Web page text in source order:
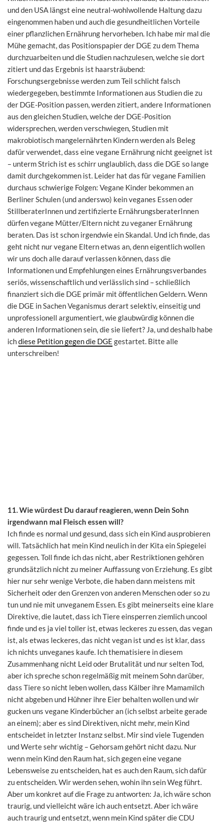
und den USA längst eine neutral-wohlwollende Haltung dazu
eingenommen haben und auch die gesundheitlichen Vorteile
einer pflanzlichen Ernährung hervorheben. Ich habe mir mal die
Mühe gemacht, das Positionspapier der DGE zu dem Thema
durchzuarbeiten und die Studien nachzulesen, welche sie dort
zitiert und das Ergebnis ist haarsträubend:
Forschungsergebnisse werden zum Teil schlicht falsch
wiedergegeben, bestimmte Informationen aus Studien die zu
der DGE-Position passen, werden zitiert, andere Informationen
aus den gleichen Studien, welche der DGE-Position
widersprechen, werden verschwiegen, Studien mit
makrobiotisch mangelernährten Kindern werden als Beleg
dafür verwendet, dass eine vegane Ernährung nicht geeignet ist
– unterm Strich ist es schirr unglaublich, dass die DGE so lange
damit durchgekommen ist. Leider hat das für vegane Familien
durchaus schwierige Folgen: Vegane Kinder bekommen an
Berliner Schulen (und anderswo) kein veganes Essen oder
StillberaterInnen und zertifizierte ErnährungsberaterInnen
dürfen vegane Mütter/Eltern nicht zu veganer Ernährung
beraten. Das ist schon irgendwie ein Skandal. Und ich finde, das
geht nicht nur vegane Eltern etwas an, denn eigentlich wollen
wir uns doch alle darauf verlassen können, dass die
Informationen und Empfehlungen eines Ernährungsverbandes
seriös, wissenschaftlich und verlässlich sind – schließlich
finanziert sich die DGE primär mit öffentlichen Geldern. Wenn
die DGE in Sachen Veganismus derart selektiv, einseitig und
unprofessionell argumentiert, wie glaubwürdig können die
anderen Informationen sein, die sie liefert? Ja, und deshalb habe
ichdiese Petition gegen die DGE gestartet. Bitte alle
unterschreiben!
11. Wie würdest Du darauf reagieren, wenn Dein Sohn
irgendwann mal Fleisch essen will?
Ich finde es normal und gesund, dass sich ein Kind ausprobieren
will. Tatsächlich hat mein Kind neulich in der Kita ein Spiegelei
gegessen. Toll finde ich das nicht, aber Restriktionen gehören
grundsätzlich nicht zu meiner Auffassung von Erziehung. Es gibt
hier nur sehr wenige Verbote, die haben dann meistens mit
Sicherheit oder den Grenzen von anderen Menschen oder so zu
tun und nie mit unveganem Essen. Es gibt meinerseits eine klare
Direktive, die lautet, dass ich Tiere einsperren ziemlich uncool
finde und es ja viel toller ist, etwas leckeres zu essen, das vegan
ist, als etwas leckeres, das nicht vegan ist und es ist klar, dass
ich nichts unveganes kaufe. Ich thematisiere in diesem
Zusammenhang nicht Leid oder Brutalität und nur selten Tod,
aber ich spreche schon regelmäßig mit meinem Sohn darüber,
dass Tiere so nicht leben wollen, dass Kälber ihre Mamamilch
nicht abgeben und Hühner ihre Eier behalten wollen und wir
gucken uns vegane Kinderbücher an (ich selbst arbeite gerade
an einem); aber es sind Direktiven, nicht mehr, mein Kind
entscheidet in letzter Instanz selbst. Mir sind viele Tugenden
und Werte sehr wichtig – Gehorsam gehört nicht dazu. Nur
wenn mein Kind den Raum hat, sich gegen eine vegane
Lebensweise zu entscheiden, hat es auch den Raum, sich dafür
zu entscheiden. Wir werden sehen, wohin ihn sein Weg führt.
Aber um konkret auf die Frage zu antworten: Ja, ich wäre schon
traurig, und vielleicht wäre ich auch entsetzt. Aber ich wäre
auch traurig und entsetzt, wenn mein Kind später die CDU